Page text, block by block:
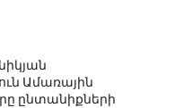
Ամառային
ընտանիքների